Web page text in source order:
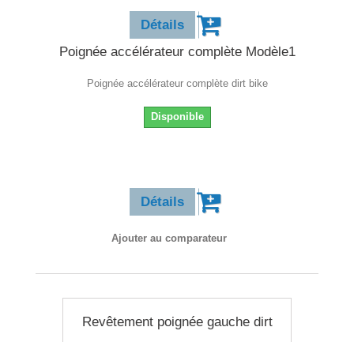
Détails
Poignée accélérateur complète Modèle1
Poignée accélérateur complète dirt bike
Disponible
Détails
Ajouter au comparateur
Revêtement poignée gauche dirt